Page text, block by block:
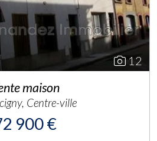
12
maison
Centre-ville
900 €